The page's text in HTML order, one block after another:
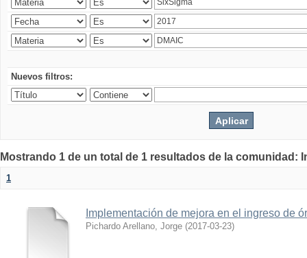
Nuevos filtros:
Mostrando 1 de un total de 1 resultados de la comunidad:
1
Implementación de mejora en el ingreso de
Pichardo Arellano, Jorge (2017-03-23)